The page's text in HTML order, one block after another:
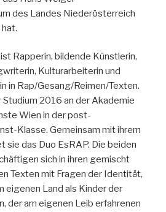
des Landes Niederösterreich
ist Rapperin, bildende Künstlerin,
Kulturarbeiterin und
in Rap/Gesang/Reimen/Texten.
Studium 2016 an der Akademie
Wien in der post-
Klasse. Gemeinsam mit ihrem
sie das Duo EsRAP. Die beiden
sich in ihren gemischt
Texten mit Fragen der Identität,
eigenen Land als Kinder der
der am eigenen Leib erfahrenen